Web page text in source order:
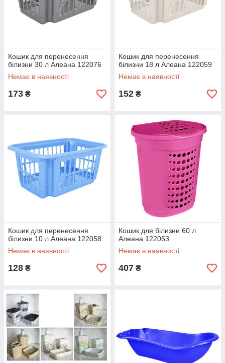
Кошик для перенесення
білизни 30 л Алеана 122076
Немає в наявності
173 ₴
Кошик для перенесення
білизни 18 л Алеана 122059
Немає в наявності
152 ₴
Кошик для перенесення
білизни 10 л Алеана 122058
Немає в наявності
128 ₴
Кошик для білизни 60 л
Алеана 122053
Немає в наявності
407 ₴